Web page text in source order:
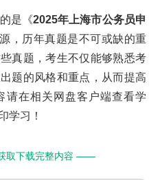
是《2025年上海市公务员申
，历年真题是不可或缺的重
真题，考生不仅能够熟悉考
题的风格和重点，从而提高
请在相关网盘客户端查看学
学习！
取下载完整内容 ——